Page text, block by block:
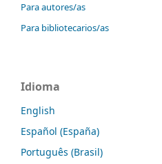
Para autores/as
Para bibliotecarios/as
Idioma
English
Español (España)
Português (Brasil)